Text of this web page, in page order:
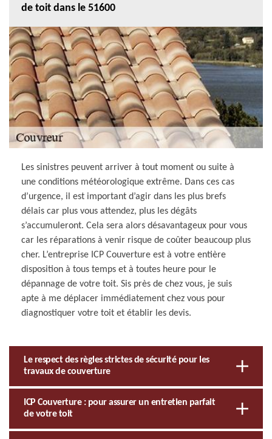
de toit dans le 51600
Les sinistres peuvent arriver à tout moment ou suite à
une conditions météorologique extrême. Dans ces cas
d’urgence, il est important d’agir dans les plus brefs
délais car plus vous attendez, plus les dégâts
s’accumuleront. Cela sera alors désavantageux pour vous
car les réparations à venir risque de coûter beaucoup plus
cher. L’entreprise ICP Couverture est à votre entière
disposition à tous temps et à toutes heure pour le
dépannage de votre toit. Sis près de chez vous, je suis
apte à me déplacer immédiatement chez vous pour
diagnostiquer votre toit et établir les devis.
Le respect des règles strictes de sécurité pour les
travaux de couverture
ICP Couverture : pour assurer un entretien parfait
de votre toit